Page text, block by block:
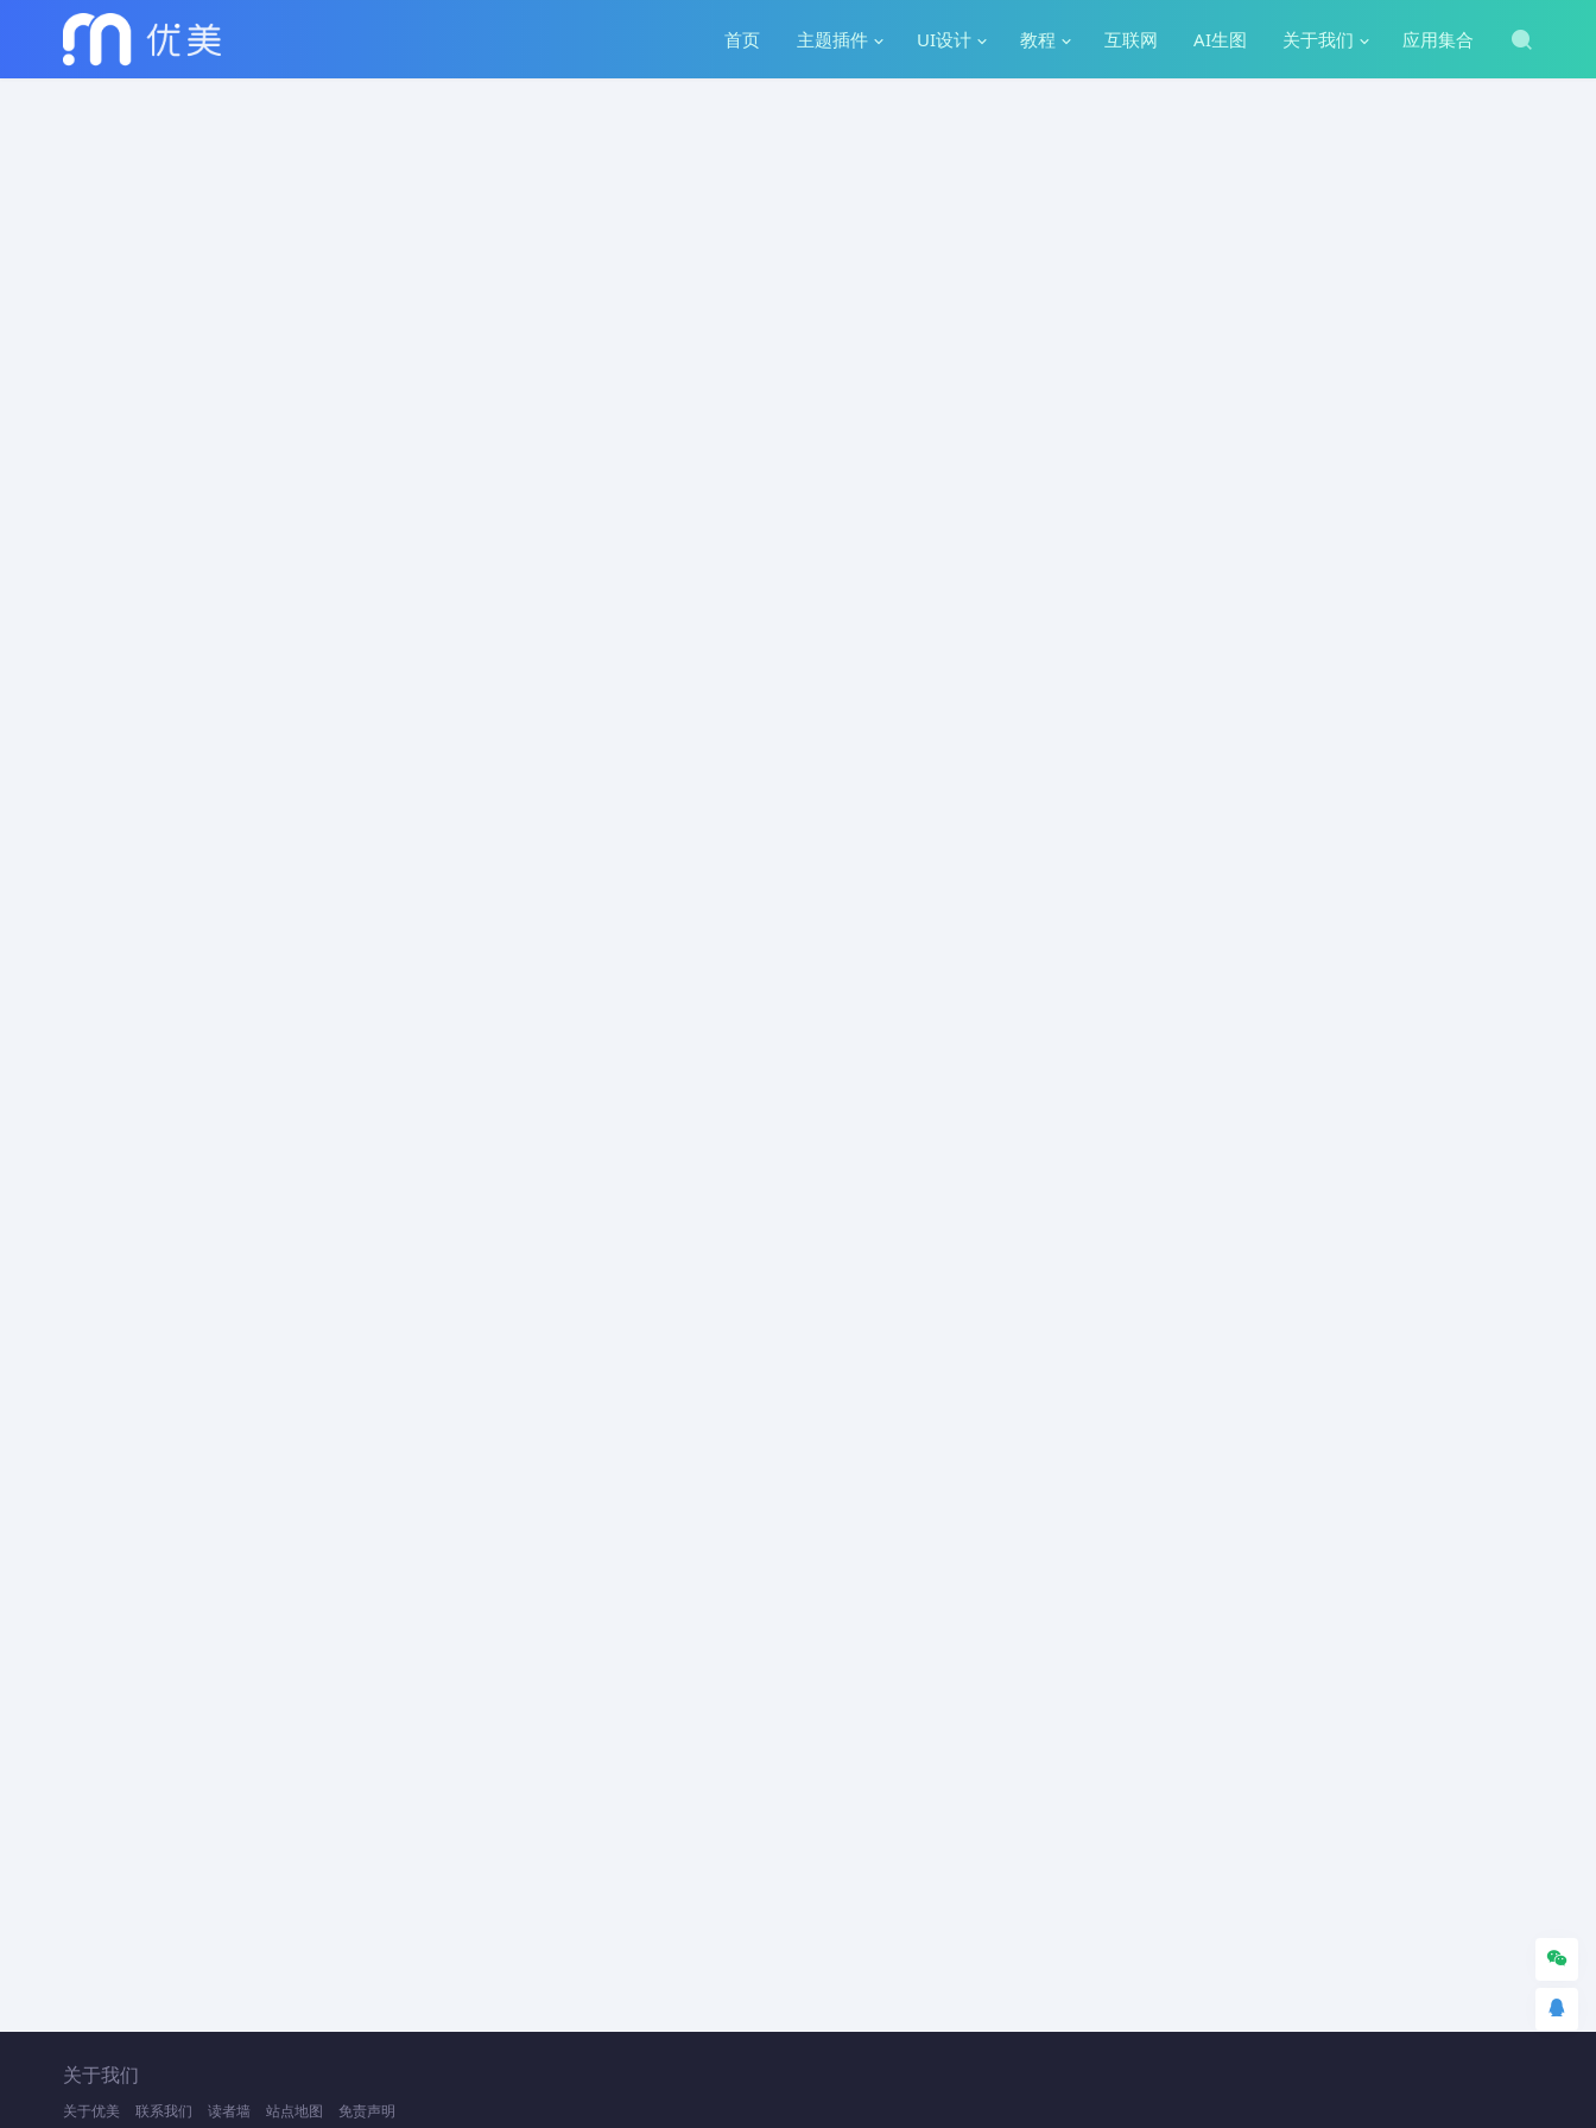
首页 主题插件 UI设计 教程 互联网 AI生图 关于我们 应用集合
关于我们
关于优美 联系我们 读者墙 站点地图 免责声明